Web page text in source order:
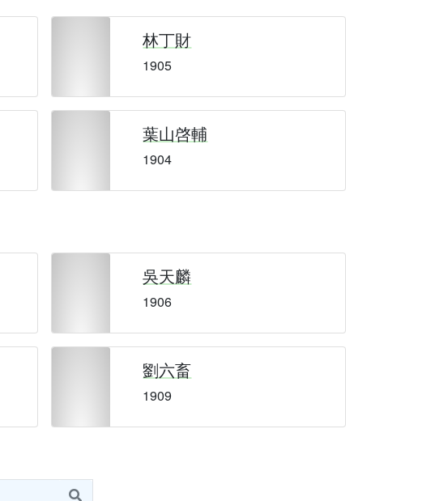
林丁財
1905
葉山啓輔
1904
吳天麟
1906
劉六畜
1909